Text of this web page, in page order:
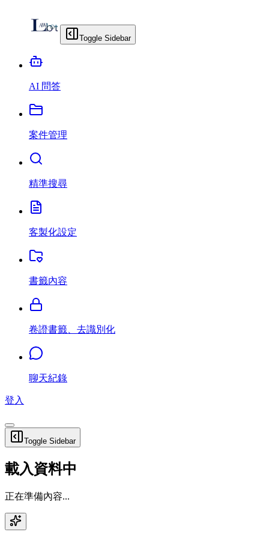
Toggle Sidebar
AI 問答
案件管理
精準搜尋
客製化設定
書籤內容
卷證書籤、去識別化
聊天紀錄
登入
Toggle Sidebar
載入資料中
正在準備內容...